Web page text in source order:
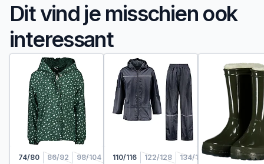
Dit vind je misschien ook
interessant
74/80 86/92 98/104 110/116
110/116 122/128 134/140 146/152